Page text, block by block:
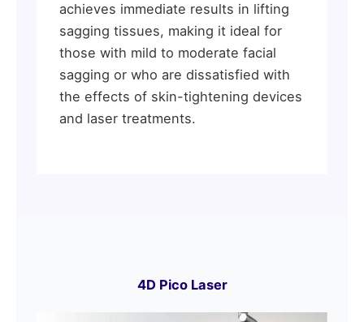
achieves immediate results in lifting
sagging tissues, making it ideal for
those with mild to moderate facial
sagging or who are dissatisfied with
the effects of skin-tightening devices
and laser treatments.
4D Pico Laser